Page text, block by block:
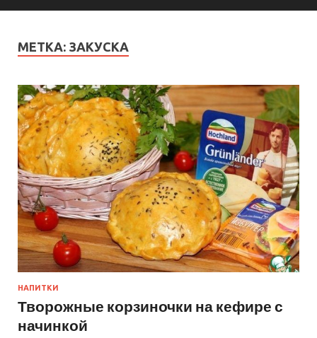
МЕТКА: ЗАКУСКА
НАПИТКИ
Творожные корзиночки на кефире с
начинкой